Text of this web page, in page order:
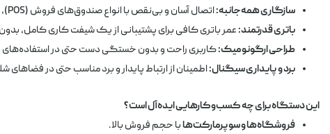
سازگاری همه‌جانبه:اتصال آسان و بی‌نقص با انواع صندوق‌های فروش (POS)، لپ‌تاپ و کامپیوتر.
باتری قدرتمند: عمر باتری کافی برای پشتیبانی از یک شیفت کاری کامل، بدون
طراحی ارگونومیک:کاربری راحت و بدون خستگی دست حتی در
برد و پایداری سیگنال:اطمینان از ارتباط پایدار و برد مناسب حتی در فضاهای
این دستگاه برای چه کسب‌وکارهایی ایده‌آل است؟
فروشگاه‌ها و سوپرمارکت‌هابا حجم فروش بالا.